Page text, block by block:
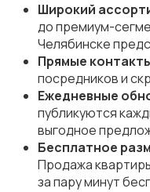
Широкий
до премиум-
Челябинске
Прямые
посредников и
Ежедневные
публикуются
выгодное
Бесплатное
Продажа
за пару минут